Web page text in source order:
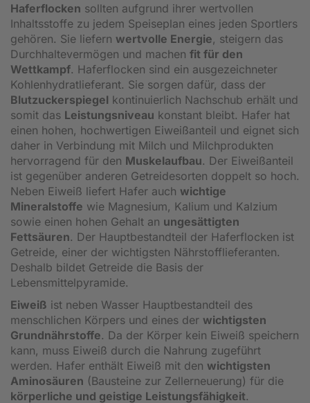
Haferflocken sollten aufgrund ihrer wertvollen
Inhaltsstoffe zu jedem Speiseplan eines jeden Sportlers
gehören. Sie liefern wertvolle Energie, steigern das
Durchhaltevermögen und machen fit für den
Wettkampf. Haferflocken sind ein ausgezeichneter
Kohlenhydratlieferant. Sie sorgen dafür, dass der
Blutzuckerspiegel kontinuierlich Nachschub erhält und
somit das Leistungsniveau konstant bleibt. Hafer hat
einen hohen, hochwertigen Eiweißanteil und eignet sich
daher in Verbindung mit Milch und Milchprodukten
hervorragend für den Muskelaufbau. Der Eiweißanteil
ist gegenüber anderen Getreidesorten doppelt so hoch.
Neben Eiweiß liefert Hafer auch wichtige
Mineralstoffe wie Magnesium, Kalium und Kalzium
sowie einen hohen Gehalt an ungesättigten
Fettsäuren. Der Hauptbestandteil der Haferflocken ist
Getreide, einer der wichtigsten Nährstofflieferanten.
Deshalb bildet Getreide die Basis der
Lebensmittelpyramide.
Eiweiß ist neben Wasser Hauptbestandteil des
menschlichen Körpers und eines der wichtigsten
Grundnährstoffe. Da der Körper kein Eiweiß speichern
kann, muss Eiweiß durch die Nahrung zugeführt
werden. Hafer enthält Eiweiß mit den wichtigsten
Aminosäuren (Bausteine zur Zellerneuerung) für die
körperliche und geistige Leistungsfähigkeit.